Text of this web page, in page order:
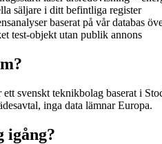
säljare i ditt befintliga register
baserat på vår databas
test-objekt utan publik annons
svenskt teknikbolag baserat i
inga data lämnar Europa.
igång?